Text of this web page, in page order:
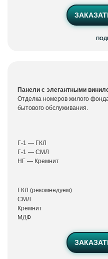
Панели с элегантными
Отделка номеров жилого
бытового обслуживания.
Г-1 — ГКЛ
Г-1 — СМЛ
НГ — Кремнит
ГКЛ (рекомендуем)
СМЛ
Кремнит
МДФ